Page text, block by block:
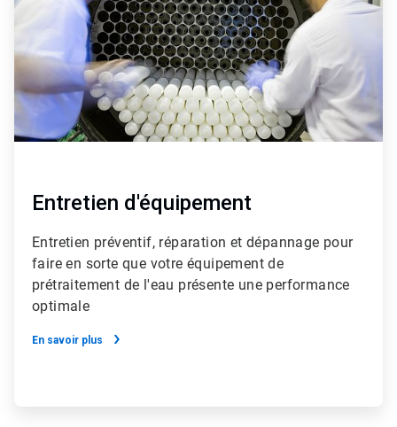
Entretien d'équipement
Entretien préventif, réparation et dépannage pour
faire en sorte que votre équipement de
prétraitement de l'eau présente une performance
optimale
En savoir plus